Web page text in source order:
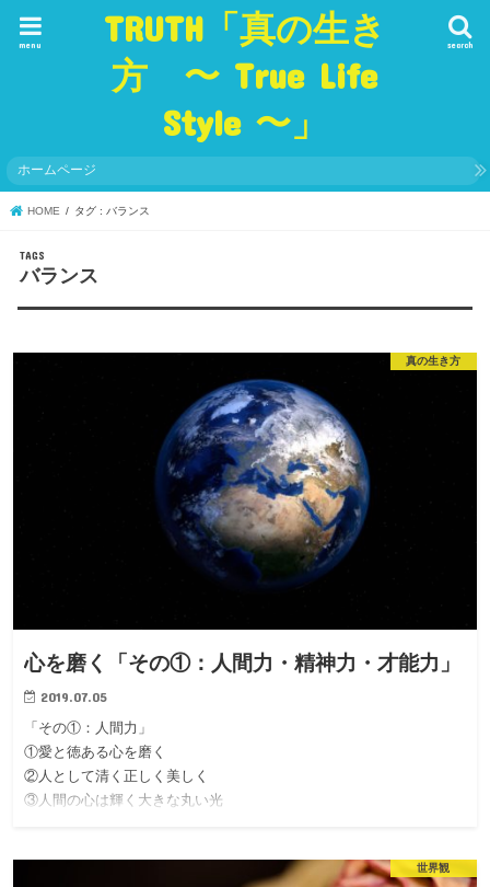
TRUTH「真の生き
方 〜 True Life
Style 〜」
search
menu
ホームページ
HOME タグ : バランス
バランス
真の生き方
心を磨く「その①：人間力・精神力・才能力」
2019.07.05
「その①：人間力」
①愛と徳ある心を磨く
②人として清く正しく美しく
③人間の心は輝く大きな丸い光
世界観